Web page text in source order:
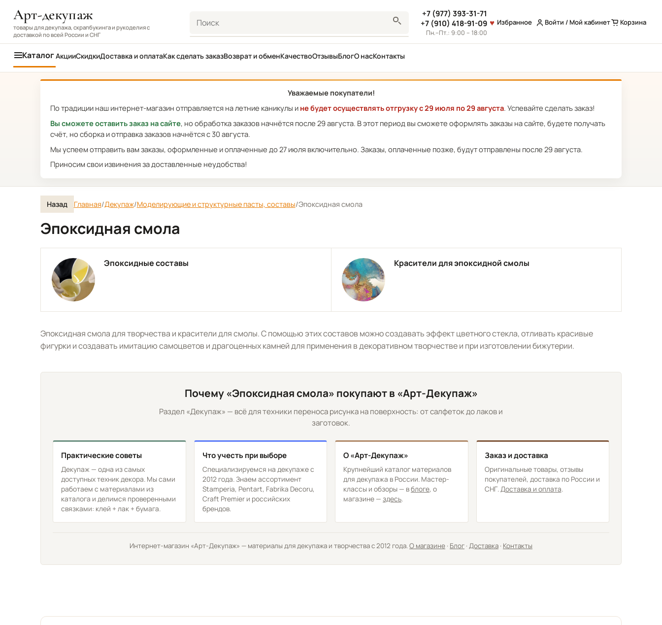
Арт-декупаж
товары для декупажа, скрапбукинга и рукоделия с
доставкой по всей России и СНГ
+7 (977) 393-31-71
+7 (910) 418-91-09
Пн.–Пт.: 9:00 – 18:00
Избранное Войти / Мой кабинет Корзина
КаталогАкцииСкидкиДоставка и оплатаКак сделать заказВозврат и обменКачествоОтзывыБлогО насКонтакты
Уважаемые покупатели!
По традиции наш интернет-магазин отправляется на летние каникулы и не будет осуществлять отгрузку с 29 июля по 29 августа. Успевайте сделать заказ!
Вы сможете оставить заказ на сайте, но обработка заказов начнётся после 29 августа. В этот период вы сможете оформлять заказы на сайте, будете получать
счёт, но сборка и отправка заказов начнётся с 30 августа.
Мы успеем отправить вам заказы, оформленные и оплаченные до 27 июля включительно. Заказы, оплаченные позже, будут отправлены после 29 августа.
Приносим свои извинения за доставленные неудобства!
Назад Главная/Декупаж/Моделирующие и структурные пасты, составы/Эпоксидная смола
Эпоксидная смола
Эпоксидные составы Красители для эпоксидной смолы
Эпоксидная смола для творчества и красители для смолы. С помощью этих составов можно создавать эффект цветного стекла, отливать красивые
фигурки и создавать имитацию самоцветов и драгоценных камней для применения в декоративном творчестве и при изготовлении бижутерии.
Почему «Эпоксидная смола» покупают в «Арт-Декупаж»
Раздел «Декупаж» — всё для техники переноса рисунка на поверхность: от салфеток до лаков и
заготовок.
Практические советы
Декупаж — одна из самых
доступных техник декора. Мы сами
работаем с материалами из
каталога и делимся проверенными
связками: клей + лак + бумага.
Что учесть при выборе
Специализируемся на декупаже с
2012 года. Знаем ассортимент
Stamperia, Pentart, Fabrika Decoru,
Craft Premier и российских
брендов.
О «Арт-Декупаж»
Крупнейший каталог материалов
для декупажа в России. Мастер-
классы и обзоры — вблоге, о
магазине — здесь.
Заказ и доставка
Оригинальные товары, отзывы
покупателей, доставка по России и
СНГ.Доставка и оплата.
Интернет-магазин «Арт-Декупаж» — материалы для декупажа и творчества с 2012 года.О магазине · Блог · Доставка · Контакты